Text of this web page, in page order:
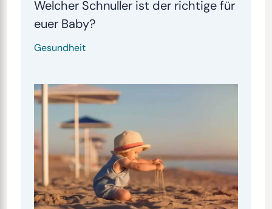
Welcher Schnuller ist der richtige für
euer Baby?
Gesundheit